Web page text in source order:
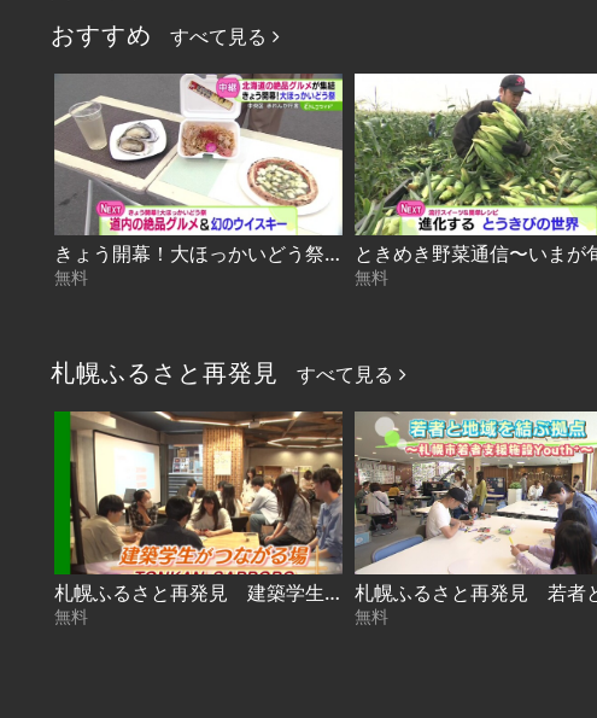
おすすめ すべて見る
きょう開幕！大ほっかいどう祭 2026-08-07
無料 無料
札幌ふるさと再発見 すべて見る
札幌ふるさと再発見 建築学生がつながる場～TONKAN SAPPORO～2026年8月1日放送
無料 無料